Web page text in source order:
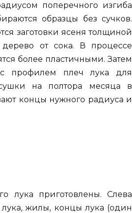
поперечного изгиба
образцы без сучков.
заготовки ясеня толщиной
от сока. В процессе
более пластичными. Затем
профилем плеч лука для
на полтора месяца в
концы нужного радиуса и
лука приготовлены. Слева
жилы, концы лука (один